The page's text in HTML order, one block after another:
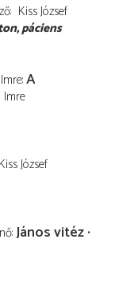
Kiss József
páciens
A
Imre
Kiss József
János vitéz